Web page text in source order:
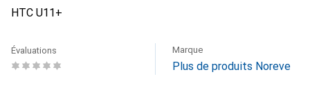
HTC U11+
Évaluations Marque
Plus de produits Noreve